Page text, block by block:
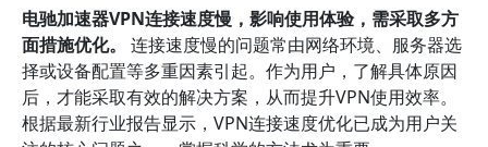
电驰加速器VPN连接速度慢，影响使用体验，需采取多方
面措施优化。 连接速度慢的问题常由网络环境、服务器选
择或设备配置等多重因素引起。作为用户，了解具体原因
后，才能采取有效的解决方案，从而提升VPN使用效率。
根据最新行业报告显示，VPN连接速度优化已成为用户关